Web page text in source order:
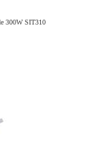
300W SIT310